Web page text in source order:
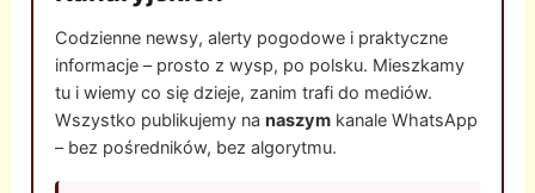
Codzienne newsy, alerty pogodowe i praktyczne
informacje – prosto z wysp, po polsku. Mieszkamy
tu i wiemy co się dzieje, zanim trafi do mediów.
Wszystko publikujemy nanaszym kanale WhatsApp
– bez pośredników, bez algorytmu.